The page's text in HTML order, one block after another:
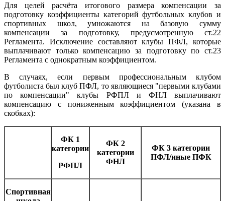
Для целей расчёта итогового размера компенсации за
подготовку коэффициенты категорий футбольных клубов и
спортивных школ, умножаются на базовую сумму
компенсации за подготовку, предусмотренную ст.22
Регламента. Исключение составляют клубы ПФЛ, которые
выплачивают только компенсацию за подготовку по ст.23
Регламента с однократным коэффициентом.
В случаях, если первым профессиональным клубом
футболиста был клуб ПФЛ, то являющиеся "первыми клубами
по компенсации" клубы РФПЛ и ФНЛ выплачивают
компенсацию с пониженным коэффициентом (указана в
скобках):
ФК 1
категории
РФПЛ
ФК 2
категории
ФНЛ
ФК 3 категории
ПФЛ/иные ПФК
Спортивная